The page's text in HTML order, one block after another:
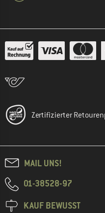
Zertifizierter
MAIL UNS!
01-38528-97
KAUF BEWUSST